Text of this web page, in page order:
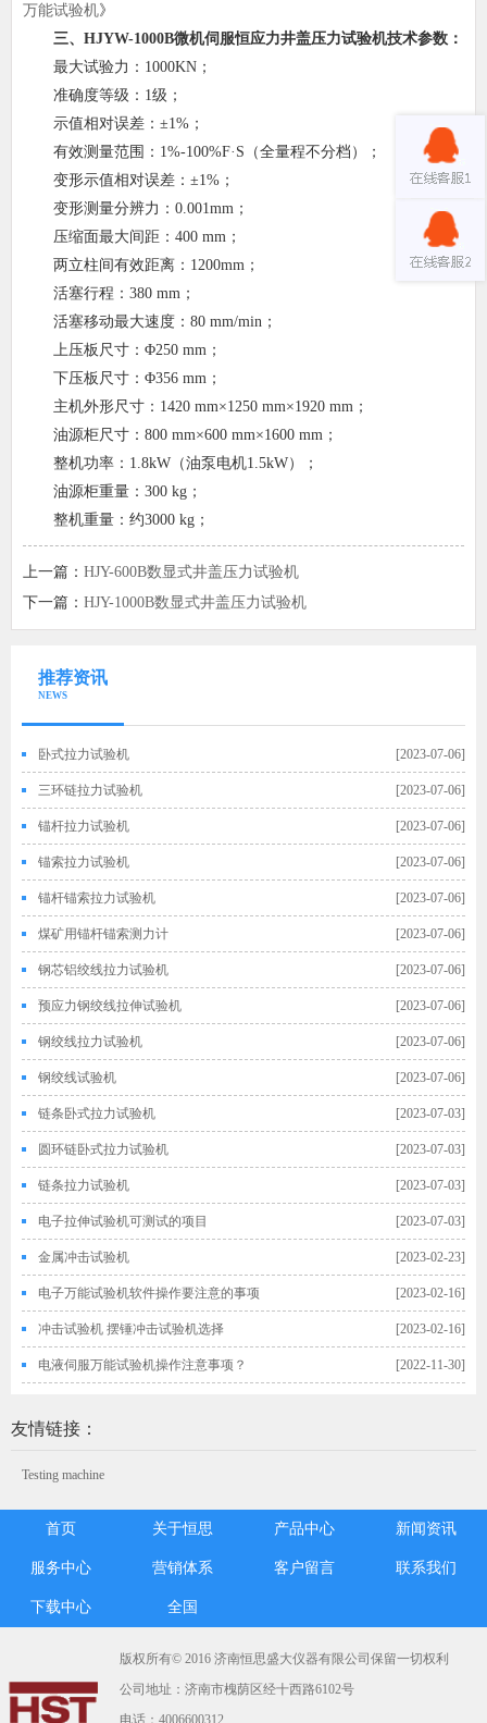
万能试验机》
三、HJYW-1000B微机伺服恒应力井盖压力试验机技术参数：
最大试验力：1000KN；
准确度等级：1级；
示值相对误差：±1%；
有效测量范围：1%-100%F·S（全量程不分档）；
变形示值相对误差：±1%；
变形测量分辨力：0.001mm；
压缩面最大间距：400 mm；
两立柱间有效距离：1200mm；
活塞行程：380 mm；
活塞移动最大速度：80 mm/min；
上压板尺寸：Φ250 mm；
下压板尺寸：Φ356 mm；
主机外形尺寸：1420 mm×1250 mm×1920 mm；
油源柜尺寸：800 mm×600 mm×1600 mm；
整机功率：1.8kW（油泵电机1.5kW）；
油源柜重量：300 kg；
整机重量：约3000 kg；
上一篇： HJY-600B数显式井盖压力试验机
下一篇： HJY-1000B数显式井盖压力试验机
推荐资讯
NEWS
[2023-07-06]
卧式拉力试验机
[2023-07-06]
三环链拉力试验机
[2023-07-06]
锚杆拉力试验机
[2023-07-06]
锚索拉力试验机
[2023-07-06]
锚杆锚索拉力试验机
[2023-07-06]
煤矿用锚杆锚索测力计
[2023-07-06]
钢芯铝绞线拉力试验机
[2023-07-06]
预应力钢绞线拉伸试验机
[2023-07-06]
钢绞线拉力试验机
[2023-07-06]
钢绞线试验机
[2023-07-03]
链条卧式拉力试验机
[2023-07-03]
圆环链卧式拉力试验机
[2023-07-03]
链条拉力试验机
[2023-07-03]
电子拉伸试验机可测试的项目
[2023-02-23]
金属冲击试验机
[2023-02-16]
电子万能试验机软件操作要注意的事项
[2023-02-16]
冲击试验机 摆锤冲击试验机选择
[2022-11-30]
电液伺服万能试验机操作注意事项？
友情链接：
Testing machine
首页 关于恒思 产品中心 新闻资讯
服务中心 营销体系 客户留言 联系我们
下载中心 全国
版权所有© 2016 济南恒思盛大仪器有限公司保留一切权利
公司地址：济南市槐荫区经十西路6102号
电话：4006600312